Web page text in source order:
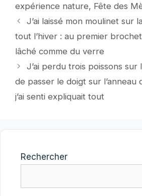
expérience nature, Fête des
J’ai laissé mon moulinet sur
tout l’hiver : au premier
lâché comme du verre
J’ai perdu trois poissons sur
de passer le doigt sur l’anneau
j’ai senti expliquait tout
Rechercher